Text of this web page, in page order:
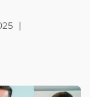
|